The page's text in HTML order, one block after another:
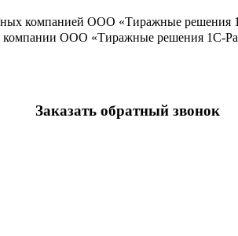
компанией ООО «Тиражные решения
компании ООО «Тиражные решения 1С-
Заказать обратный звонок